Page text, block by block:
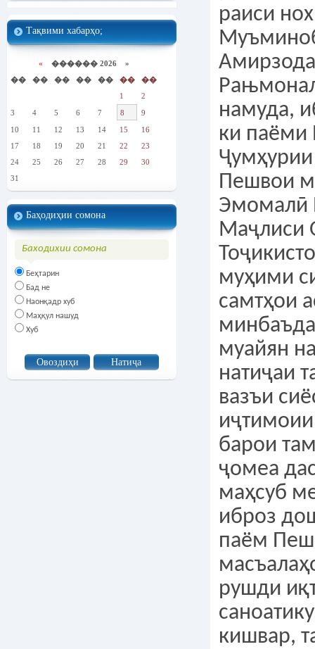
Тақвими хабарҳо;
« ������ 2026 »
��
�� �� �� �� ��
��
1
2
3
4 5 6 7 8
9
10
11 12 13 14 15
16
17
18 19 20 21 22
23
24
25 26 27 28 29
30
31
Баҳодиҳии сомона
Баходихии сомона
Беҳтарин
Бад не
Наонқадр хуб
Маҳқул нашуд
Хуб
раиси
Амирзода
намуда,
ки паёми
Пешвои
Эмомалӣ
Маҷлиси
муҳими
самтҳои
муайян
натиҷаи
вазъи
барои
ҷомеа
маҳсуб
иброз
паём
рушди
кишвар,